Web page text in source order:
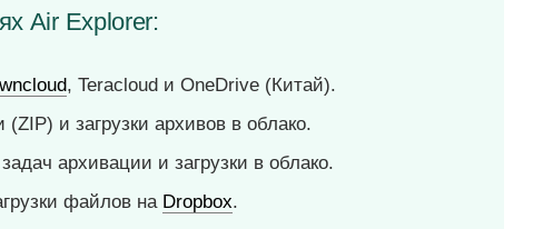
Air Explorer:
, Teracloud и OneDrive (Китай).
и загрузки архивов в облако.
архивации и загрузки в облако.
файлов на Dropbox.